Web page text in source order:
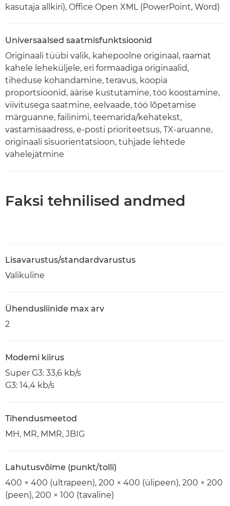
kasutaja allkiri), Office Open XML (PowerPoint, Word)
Universaalsed saatmisfunktsioonid
Originaali tüübi valik, kahepoolne originaal, raamat
kahele leheküljele, eri formaadiga originaalid,
tiheduse kohandamine, teravus, koopia
proportsioonid, äärise kustutamine, töö koostamine,
viivitusega saatmine, eelvaade, töö lõpetamise
märguanne, failinimi, teemarida/kehatekst,
vastamisaadress, e-posti prioriteetsus, TX-aruanne,
originaali sisuorientatsioon, tühjade lehtede
vahelejätmine
Faksi tehnilised andmed
Lisavarustus/standardvarustus
Valikuline
Ühendusliinide max arv
2
Modemi kiirus
Super G3: 33,6 kb/s
G3: 14,4 kb/s
Tihendusmeetod
MH, MR, MMR, JBIG
Lahutusvõime (punkt/tolli)
400 × 400 (ultrapeen), 200 × 400 (ülipeen), 200 × 200
(peen), 200 × 100 (tavaline)